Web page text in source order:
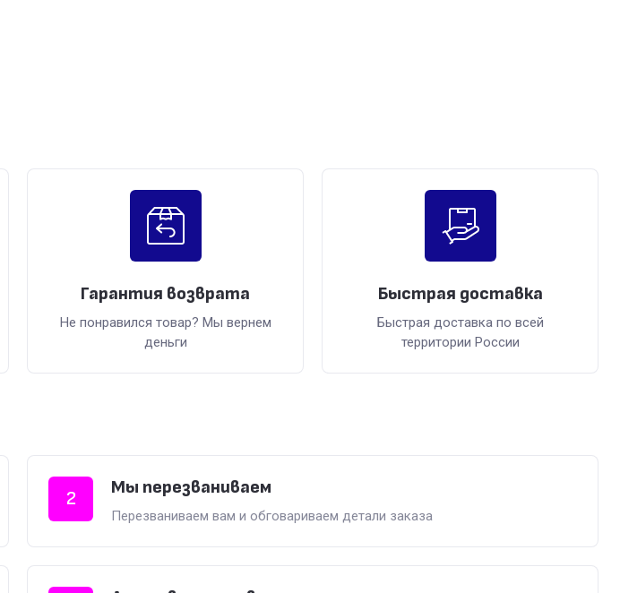
Гарантия возврата
Не понравился товар? Мы вернем
деньги
Быстрая доставка
Быстрая доставка по всей
территории России
2 Мы перезваниваем
Перезваниваем вам и обговариваем детали заказа